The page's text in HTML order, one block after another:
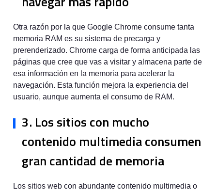
Otra razón por la que Google Chrome consume tanta
memoria RAM es su sistema de precarga y
prerenderizado. Chrome carga de forma anticipada las
páginas que cree que vas a visitar y almacena parte de
esa información en la memoria para acelerar la
navegación. Esta función mejora la experiencia del
usuario, aunque aumenta el consumo de RAM.
3. Los sitios con mucho
contenido multimedia consumen
gran cantidad de memoria
Los sitios web con abundante contenido multimedia o